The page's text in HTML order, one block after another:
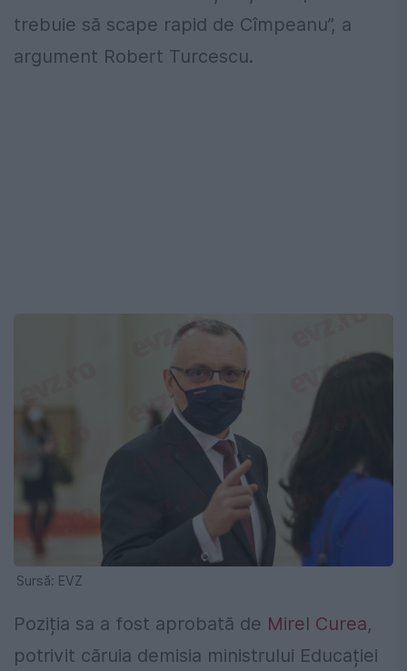
trebuie să scape rapid de Cîmpeanu”, a
argument Robert Turcescu.
Sursă: EVZ
Poziția sa a fost aprobată de Mirel Curea,
potrivit căruia demisia ministrului Educației